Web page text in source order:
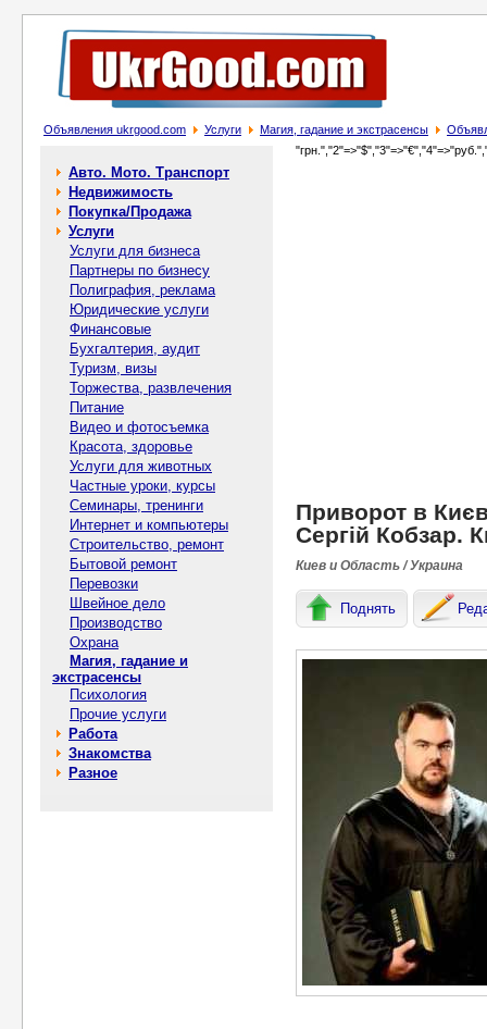
Объявления ukrgood.com Услуги Магия, гадание и экстрасенсы
Авто. Мото. Транспорт
Недвижимость
Покупка/Продажа
Услуги
Услуги для бизнеса
Партнеры по бизнесу
Полиграфия, реклама
Юридические услуги
Финансовые
Бухгалтерия, аудит
Туризм, визы
Торжества, развлечения
Питание
Видео и фотосъемка
Красота, здоровье
Услуги для животных
Частные уроки, курсы
Семинары, тренинги
Интернет и компьютеры
Строительство, ремонт
Бытовой ремонт
Перевозки
Швейное дело
Производство
Охрана
Магия, гадание и
экстрасенсы
Психология
Прочие услуги
Работа
Знакомства
Разное
Приворот в
Сергій Кобзар.
Киев и Область / Украина
Поднять